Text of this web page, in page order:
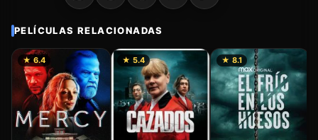
PELÍCULAS RELACIONADAS
★ 6.4 ★ 5.4 ★ 8.1